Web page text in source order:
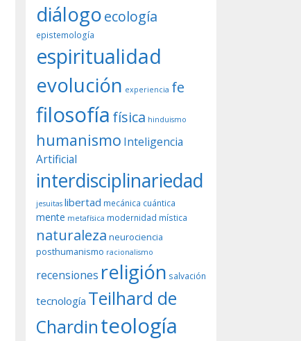
diálogoecología
epistemología
espiritualidad
evolución experiencia fe
filosofía física hinduismo
humanismo Inteligencia
Artificial
interdisciplinariedad
jesuitas libertad mecánica cuántica
mente metafísica modernidad mística
naturaleza neurociencia
posthumanismo racionalismo
recensiones religión salvación
tecnología Teilhard de
Chardinteología